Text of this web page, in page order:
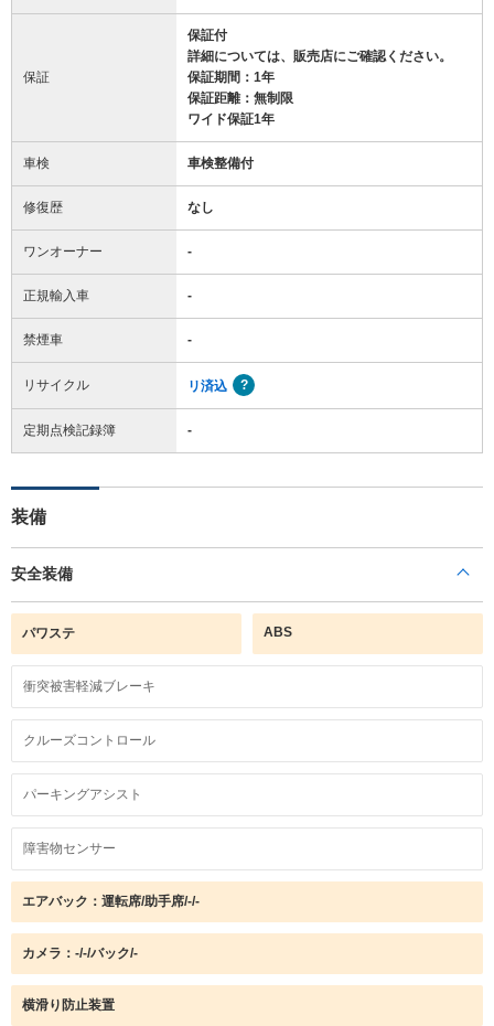
保証
保証付
詳細については、販売店にご確認ください。
保証期間：1年
保証距離：無制限
ワイド保証1年
車検 車検整備付
修復歴 なし
ワンオーナー -
正規輸入車 -
禁煙車 -
リサイクル リ済込
定期点検記録簿 -
装備
安全装備
パワステ ABS
衝突被害軽減ブレーキ
クルーズコントロール
パーキングアシスト
障害物センサー
エアバック：運転席/助手席/-/-
カメラ：-/-/バック/-
横滑り防止装置